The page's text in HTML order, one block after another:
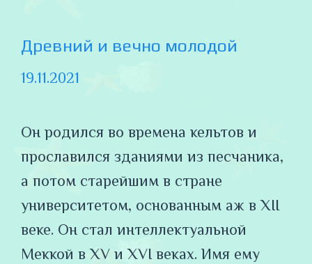
Древний и вечно молодой
19.11.2021
Он родился во времена кельтов и
прославился зданиями из песчаника,
а потом старейшим в стране
университетом, основанным аж в XII
веке. Он стал интеллектуальной
Меккой в XV и XVI веках. Имя ему